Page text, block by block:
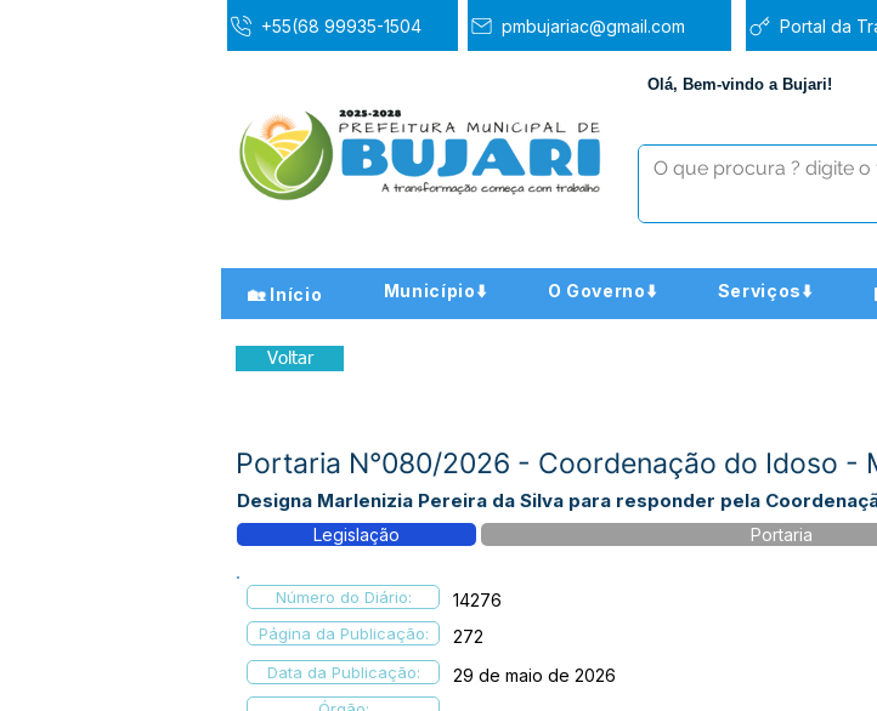
+55(68 99935-1504 pmbujariac@gmail.com Portal da
Olá, Bem-vindo a Bujari!
🏡 Início Município⬇️ O Governo⬇️ Serviços⬇️
Voltar
Portaria N°080/2026 - Coordenação do Idoso -
Designa Marlenizia Pereira da Silva para responder pela
Legislação Portaria
Número do Diário: 14276
Página da Publicação: 272
Data da Publicação: 29 de maio de 2026